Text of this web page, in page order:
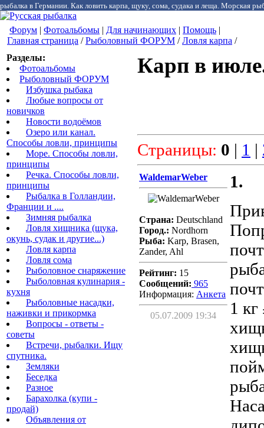
рыбалка в Германии. Как ловить карпа, щуку, сома, судака и леща. Морская
Форум | Фотоальбомы | Для начинающих | Помощь |
Главная страница /Рыболовный ФОРУМ /Ловля карпа /
Разделы:
Фотоальбомы
Рыболовный ФОРУМ
Избушка рыбака
Любые вопросы от
новичков
Новости водоёмов
Озеро или канал.
Способы ловли, принципы
Море. Способы ловли,
принципы
Речка. Способы ловли,
принципы
Рыбалка в Голландии,
Франции и ....
Зимняя рыбалка
Ловля хищника (щука,
окунь, судак и другие...)
Ловля карпа
Ловля сома
Рыболовное снаряжение
Рыболовная кулинария -
кухня
Рыболовные насадки,
наживки и прикормка
Вопросы - ответы -
советы
Встречи, рыбалки. Ищу
спутника.
Земляки
Беседка
Разное
Барахолка (купи -
продай)
Объявления от
Карп в
Страницы: 0 | 1 |
WaldemarWeber
Страна: Deutschland
Город.: Nordhorn
Рыба: Karp, Brasen,
Zander, Ahl
Рейтинг: 15
Сообщений: 965
Информация: Aнкета
05.07.2009 19:34
1.
1 кг